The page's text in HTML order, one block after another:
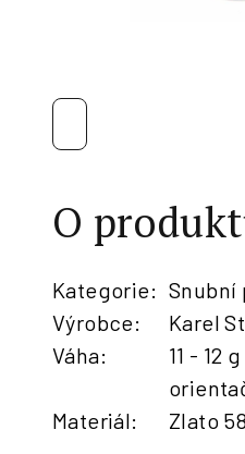
O
Kategorie: Snubní
Výrobce:
Karel
Váha:
11 - 12
Materiál: Zlato